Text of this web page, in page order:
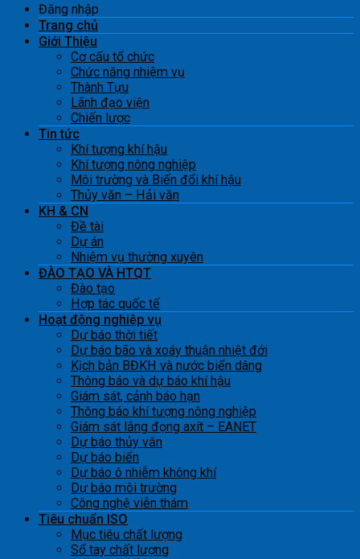
Đăng nhập
Trang chủ
Giới Thiệu
Cơ cấu tổ chức
Chức năng nhiệm vụ
Thành Tựu
Lãnh đạo viện
Chiến lược
Tin tức
Khí tượng khí hậu
Khí tượng nông nghiệp
Môi trường và Biến đổi khí hậu
Thủy văn – Hải văn
KH & CN
Đề tài
Dự án
Nhiệm vụ thường xuyên
ĐÀO TẠO VÀ HTQT
Đào tạo
Hợp tác quốc tế
Hoạt động nghiệp vụ
Dự báo thời tiết
Dự báo bão và xoáy thuận nhiệt đới
Kịch bản BĐKH và nước biển dâng
Thông báo và dự báo khí hậu
Giám sát, cảnh báo hạn
Thông báo khí tượng nông nghiệp
Giám sát lắng đọng axít – EANET
Dự báo thủy văn
Dự báo biển
Dự báo ô nhiễm không khí
Dự báo môi trường
Công nghệ viễn thám
Tiêu chuẩn ISO
Mục tiêu chất lượng
Sổ tay chất lượng